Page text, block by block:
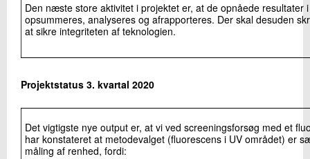
Den næste store aktivitet i projektet er, at de opnåede resultater
opsummeres, analyseres og afrapporteres. Der skal desuden
at sikre integriteten af teknologien.
Projektstatus 3. kvartal 2020
Det vigtigste nye output er, at vi ved screeningsforsøg med et
har konstateret at metodevalget (fluorescens i UV området) er
måling af renhed, fordi: